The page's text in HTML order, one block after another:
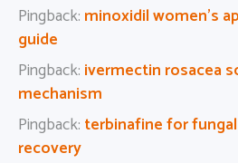
Pingback: minoxidil women’s
guide
Pingback: ivermectin rosacea
mechanism
Pingback: terbinafine for
recovery